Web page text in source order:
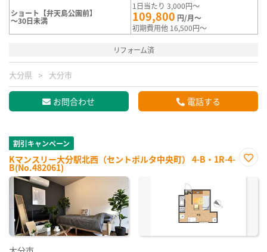
ショート【弁天島公園前】
～30日未満
1日当たり 3,000円～
109,800 円/月～
初期費用他 16,500円～
リフォーム済
大分県 大分市
お問合わせ 電話する
割引キャンペーン
Kマンスリー大分駅北西（セントポルタ中央町） 4-B・1R-4-
B(No.482061)
に入